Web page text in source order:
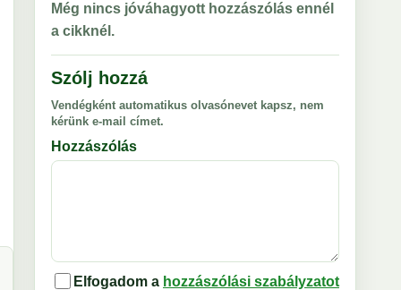
Még nincs jóváhagyott hozzászólás ennél
a cikknél.
Szólj hozzá
Vendégként automatikus olvasónevet kapsz, nem
kérünk e-mail címet.
Hozzászólás
Elfogadom a hozzászólási szabályzatot